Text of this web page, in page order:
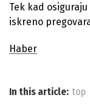
Tek kad
iskreno
Haber
In this article: top